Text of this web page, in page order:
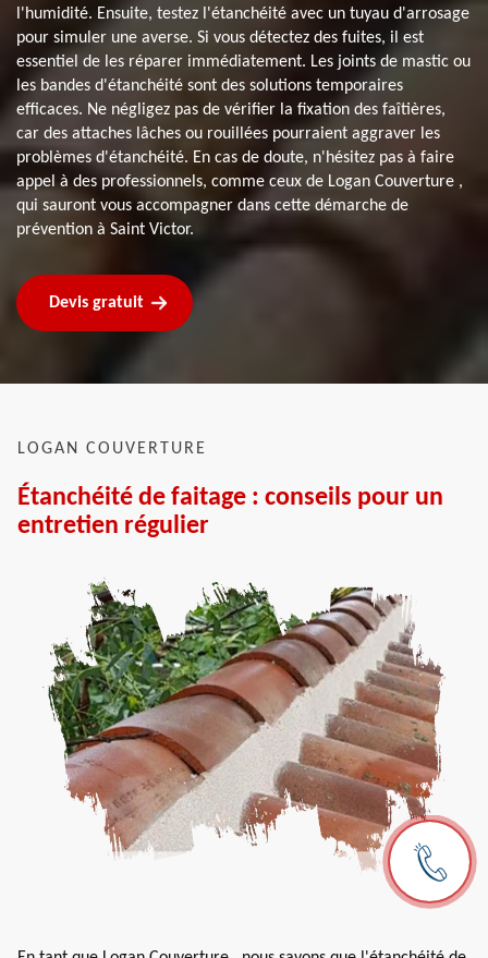
l'humidité. Ensuite, testez l'étanchéité avec un tuyau d'arrosage
pour simuler une averse. Si vous détectez des fuites, il est
essentiel de les réparer immédiatement. Les joints de mastic ou
les bandes d'étanchéité sont des solutions temporaires
efficaces. Ne négligez pas de vérifier la fixation des faîtières,
car des attaches lâches ou rouillées pourraient aggraver les
problèmes d'étanchéité. En cas de doute, n'hésitez pas à faire
appel à des professionnels, comme ceux de Logan Couverture ,
qui sauront vous accompagner dans cette démarche de
prévention à Saint Victor.
Devis gratuit
LOGAN COUVERTURE
Étanchéité de faitage : conseils pour un
entretien régulier